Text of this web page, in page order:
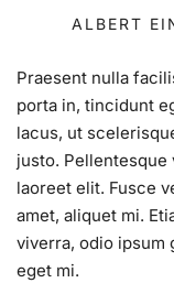
ALBERT
Praesent nulla
porta in, tincidunt
lacus, ut
justo. Pellentesque
laoreet elit. Fusce
amet, aliquet mi.
viverra, odio ipsum
eget mi.